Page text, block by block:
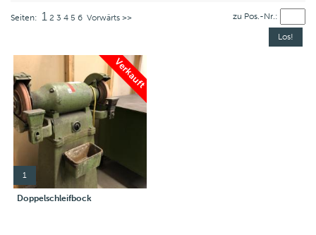
Seiten: 1 2 3 4 5 6 Vorwärts >> zu Pos.-Nr.:
Verkauft
1
Doppelschleifbock